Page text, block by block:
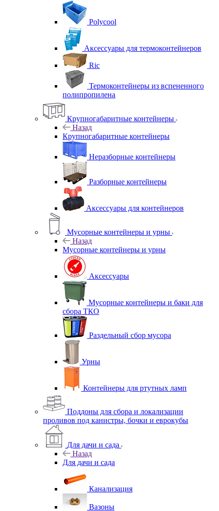
Polycool
Аксессуары для термоконтейнеров
Ric
Термоконтейнеры из вспененного
полипропилена
Крупногабаритные контейнеры
Назад
Крупногабаритные контейнеры
Неразборные контейнеры
Разборные контейнеры
Аксессуары для контейнеров
Мусорные контейнеры и урны
Назад
Мусорные контейнеры и урны
Аксессуары
Мусорные контейнеры и баки для
сбора ТКО
Раздельный сбор мусора
Урны
Контейнеры для ртутных ламп
Поддоны для сбора и локализации
проливов под канистры, бочки и еврокубы
Для дачи и сада
Назад
Для дачи и сада
Канализация
Вазоны